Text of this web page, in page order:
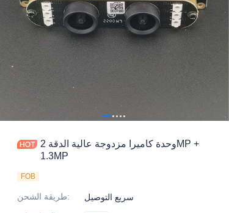
وحدة كاميرا مزدوجة عالية الدقة 2MP +
1.3MP
FOB
طريقة الشحن:
سريع التوصيل
Support